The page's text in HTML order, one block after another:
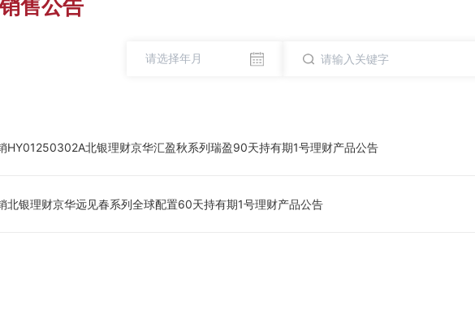
售公告
HY01250302A北银理财京华汇盈秋系列瑞盈90天持有期1号理财产品公告
北银理财京华远见春系列全球配置60天持有期1号理财产品公告